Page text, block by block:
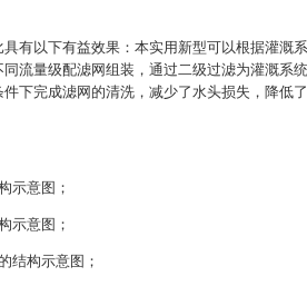
有以下有益效果：本实用新型可以根据灌溉
流量级配滤网组装，通过二级过滤为灌溉系
下完成滤网的清洗，减少了水头损失，降低了
示意图；
示意图；
结构示意图；